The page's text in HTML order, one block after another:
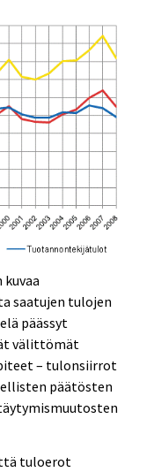
saatujen tulojen
päässyt
välittömät
– tulonsiirrot
päätösten
tuloerot